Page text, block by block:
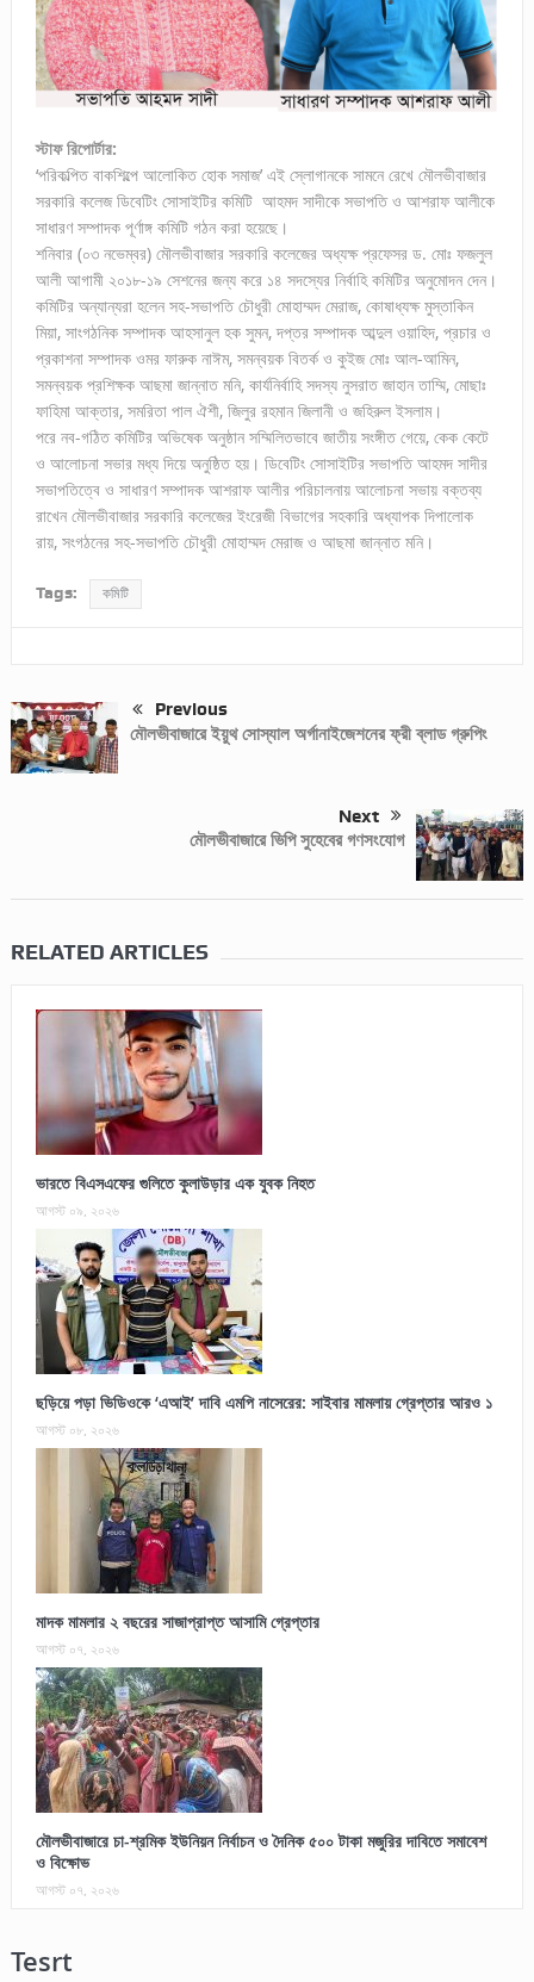
স্টাফ রিপোর্টার:
‘পরিকল্পিত বাকশিল্পে আলোকিত হোক সমাজ’ এই স্লোগানকে সামনে রেখে মৌলভীবাজার
সরকারি কলেজ ডিবেটিং সোসাইটির কমিটি আহমদ সাদীকে সভাপতি ও আশরাফ আলীকে
সাধারণ সম্পাদক পূর্ণাঙ্গ কমিটি গঠন করা হয়েছে।
শনিবার (০৩ নভেম্বর) মৌলভীবাজার সরকারি কলেজের অধ্যক্ষ প্রফেসর ড. মোঃ ফজলুল
আলী আগামী ২০১৮-১৯ সেশনের জন্য করে ১৪ সদস্যের নির্বাহি কমিটির অনুমোদন দেন।
কমিটির অন্যান্যরা হলেন সহ-সভাপতি চৌধুরী মোহাম্মদ মেরাজ, কোষাধ্যক্ষ মুস্তাকিন
মিয়া, সাংগঠনিক সম্পাদক আহসানুল হক সুমন, দপ্তর সম্পাদক আব্দুল ওয়াহিদ, প্রচার ও
প্রকাশনা সম্পাদক ওমর ফারুক নাঈম, সমন্বয়ক বিতর্ক ও কুইজ মোঃ আল-আমিন,
সমন্বয়ক প্রশিক্ষক আছমা জান্নাত মনি, কার্যনির্বাহি সদস্য নুসরাত জাহান তাম্মি, মোছাঃ
ফাহিমা আক্তার, সমরিতা পাল ঐশী, জিলুর রহমান জিলানী ও জহিরুল ইসলাম।
পরে নব-গঠিত কমিটির অভিষেক অনুষ্ঠান সম্মিলিতভাবে জাতীয় সংঙ্গীত গেয়ে, কেক কেটে
ও আলোচনা সভার মধ্য দিয়ে অনুষ্ঠিত হয়। ডিবেটিং সোসাইটির সভাপতি আহমদ সাদীর
সভাপতিত্বে ও সাধারণ সম্পাদক আশরাফ আলীর পরিচালনায় আলোচনা সভায় বক্তব্য
রাখেন মৌলভীবাজার সরকারি কলেজের ইংরেজী বিভাগের সহকারি অধ্যাপক দিপালোক
রায়, সংগঠনের সহ-সভাপতি চৌধুরী মোহাম্মদ মেরাজ ও আছমা জান্নাত মনি।
Tags: কমিটি
Previous
মৌলভীবাজারে ইয়ুথ সোস্যাল অর্গানাইজেশনের ফ্রী ব্লাড গ্রুপিং
Next
মৌলভীবাজারে ভিপি সুহেবের গণসংযোগ
RELATED ARTICLES
ভারতে বিএসএফের গুলিতে কুলাউড়ার এক যুবক নিহত
আগস্ট ০৯, ২০২৬
ছড়িয়ে পড়া ভিডিওকে ‘এআই’ দাবি এমপি নাসেরের: সাইবার মামলায় গ্রেপ্তার আরও ১
আগস্ট ০৮, ২০২৬
মাদক মামলার ২ বছরের সাজাপ্রাপ্ত আসামি গ্রেপ্তার
আগস্ট ০৭, ২০২৬
মৌলভীবাজারে চা-শ্রমিক ইউনিয়ন নির্বাচন ও দৈনিক ৫০০ টাকা মজুরির দাবিতে সমাবেশ
ও বিক্ষোভ
আগস্ট ০৭, ২০২৬
Tesrt